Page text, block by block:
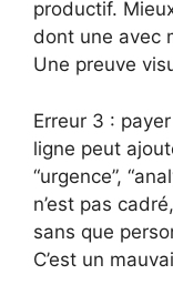
productif.
dont une avec
Une preuve
Erreur 3 :
ligne peut
“urgence”,
n’est pas
sans que
C’est un